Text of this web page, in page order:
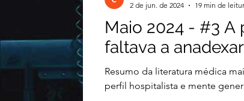
Março 2026
Dezembro 2025 Novembro 2025
Maio 2024 - #3 A
faltava a anadexar
Resumo da literatura médica
perfil hospitalista e mente
2 de jun. de 2024
19 min de